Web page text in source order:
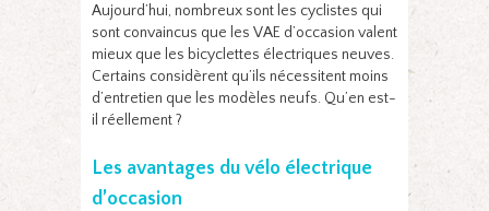
Aujourd’hui, nombreux sont les cyclistes qui
sont convaincus que les VAE d’occasion valent
mieux que les bicyclettes électriques neuves.
Certains considèrent qu’ils nécessitent moins
d’entretien que les modèles neufs. Qu’en est-
il réellement ?
Les avantages du vélo électrique
d’occasion